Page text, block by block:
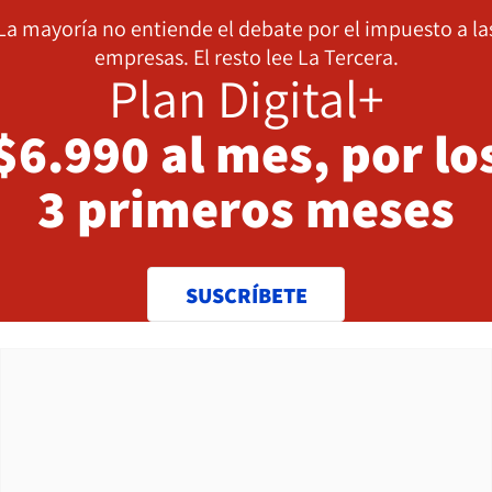
mayoría no entiende el debate por el impuesto a
empresas. El resto lee La Tercera.
Plan Digital+
al mes, por
3 primeros meses
SUSCRÍBETE